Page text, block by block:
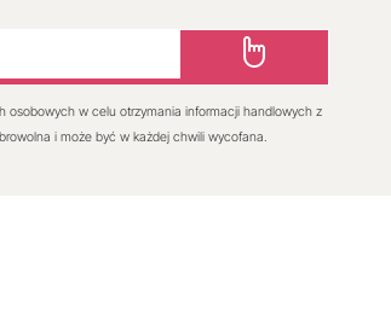
osobowych w celu otrzymania informacji handlowych z
i może być w każdej chwili wycofana.